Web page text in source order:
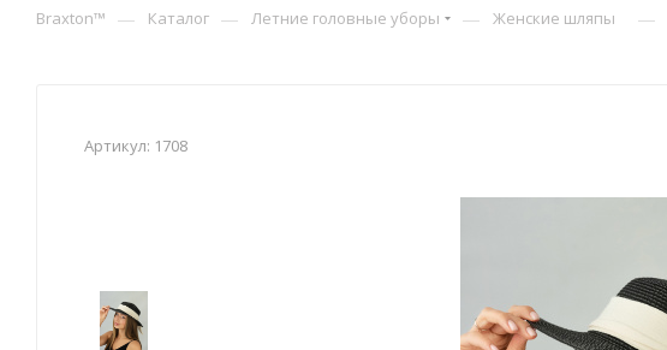
Braxton™ — Каталог — Летние головные уборы — Женские шляпы —
Артикул: 1708